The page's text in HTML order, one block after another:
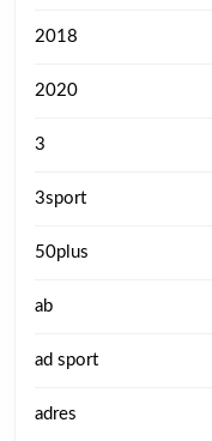
2018
2020
3
3sport
50plus
ab
ad sport
adres